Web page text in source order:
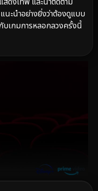
นะนำอย่างยิ่งว่าต้องดูแบบ
บเกมการหลอกลวงครั้งนี้